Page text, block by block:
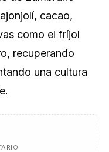
cacao,
como el fríjol
recuperando
una cultura